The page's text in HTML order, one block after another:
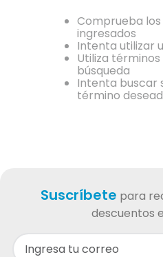
Comprueba
ingresados
Intenta utilizar
Utiliza
búsqueda
Intenta buscar
término
Suscríbete para
descuentos